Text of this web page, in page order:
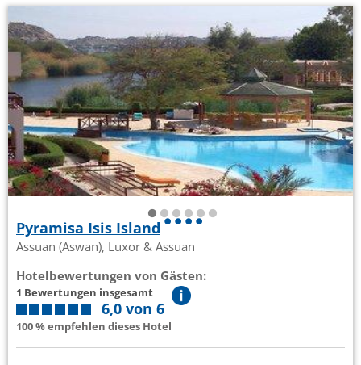
Pyramisa Isis Island
Assuan (Aswan), Luxor & Assuan
Hotelbewertungen von Gästen:
1 Bewertungen insgesamt
6,0 von 6
100 % empfehlen dieses Hotel